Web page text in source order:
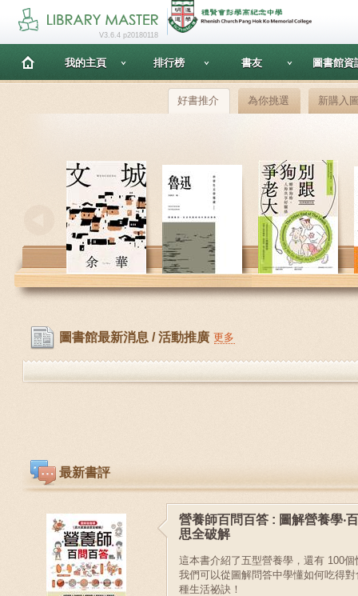
V3.6.4 p20180118
我的主頁 排行榜 書友 圖書館資
好書推介 為你挑選 新購入
圖書館最新消息 / 活動推廣 更多
最新書評
營養師百問百答 : 圖解營養學‧
思全破解
這本書介紹了五型營養學，還有 100
我們可以從圖解問答中學懂如何吃得
種生活祕訣！